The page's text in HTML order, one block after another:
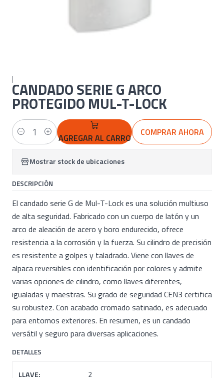
|CANDADO SERIE G ARCO
PROTEGIDO MUL-T-LOCK
Cantidad AGREGAR AL CARRO
COMPRAR AHORA
Mostrar stock de ubicaciones
DESCRIPCIÓN
El candado serie G de Mul-T-Lock es una solución multiuso
de alta seguridad. Fabricado con un cuerpo de latón y un
arco de aleación de acero y boro endurecido, ofrece
resistencia a la corrosión y la fuerza. Su cilindro de precisión
es resistente a golpes y taladrado. Viene con llaves de
alpaca reversibles con identificación por colores y admite
varias opciones de cilindro, como llaves diferentes,
igualadas y maestras. Su grado de seguridad CEN3 certifica
su robustez. Con acabado cromado satinado, es adecuado
para entornos exteriores. En resumen, es un candado
versátil y seguro para diversas aplicaciones.
DETALLES
LLAVE: 2